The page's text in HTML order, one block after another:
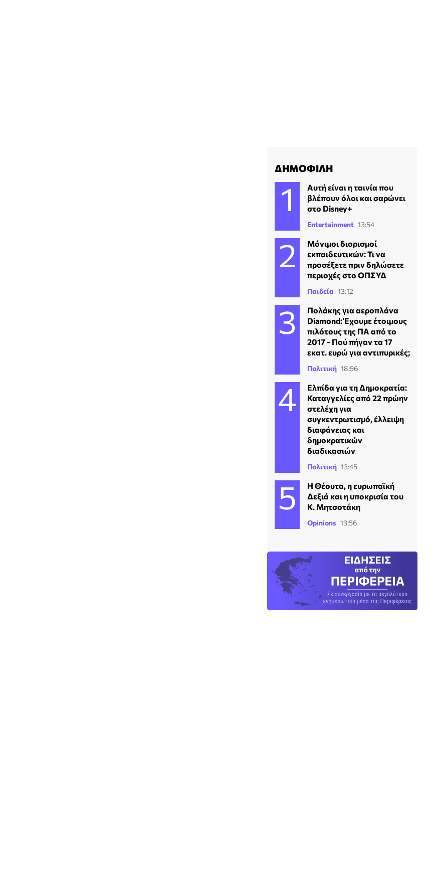
ΔΗΜΟΦΙΛΗ
Αυτή είναι η ταινία που
βλέπουν όλοι και σαρώνει
στο Disney+
Entertainment 13:54
Μόνιμοι διορισμοί
εκπαιδευτικών: Τι να
προσέξετε πριν δηλώσετε
περιοχές στο ΟΠΣΥΔ
Παιδεία 13:12
Πολάκης για αεροπλάνα
Diamond: Έχουμε έτοιμους
πιλότους της ΠΑ από το
2017 - Πού πήγαν τα 17
εκατ. ευρώ για αντιπυρικές;
Πολιτική 18:56
Ελπίδα για τη Δημοκρατία:
Καταγγελίες από 22 πρώην
στελέχη για
συγκεντρωτισμό, έλλειψη
διαφάνειας και
δημοκρατικών
διαδικασιών
Πολιτική 13:45
Η Θέουτα, η ευρωπαϊκή
Δεξιά και η υποκρισία του
Κ. Μητσοτάκη
Opinions 13:56